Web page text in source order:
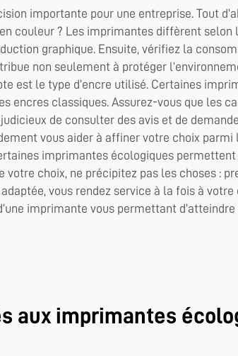
importante pour une entreprise. Tout
couleur ? Les imprimantes diffèrent
graphique. Ensuite, vérifiez la
non seulement à protéger
est le type d’encre utilisé. Certaines
encres classiques. Assurez-vous que les
de consulter des avis et de
vous aider à affiner votre choix
imprimantes écologiques
votre choix, ne précipitez pas les choses :
vous rendez service à la fois à
imprimante vous permettant
aux imprimantes